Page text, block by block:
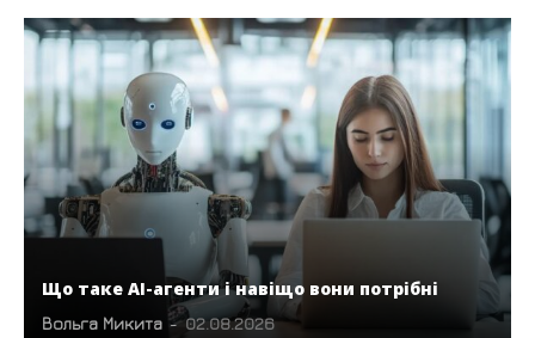
Що таке AI-агенти і навіщо вони потрібні
Вольга Микита - 02.08.2026